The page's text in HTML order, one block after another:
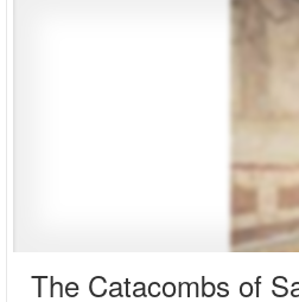
The Catacombs of